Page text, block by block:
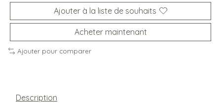
Ajouter à la liste de souhaits
Acheter maintenant
Ajouter pour comparer
Description